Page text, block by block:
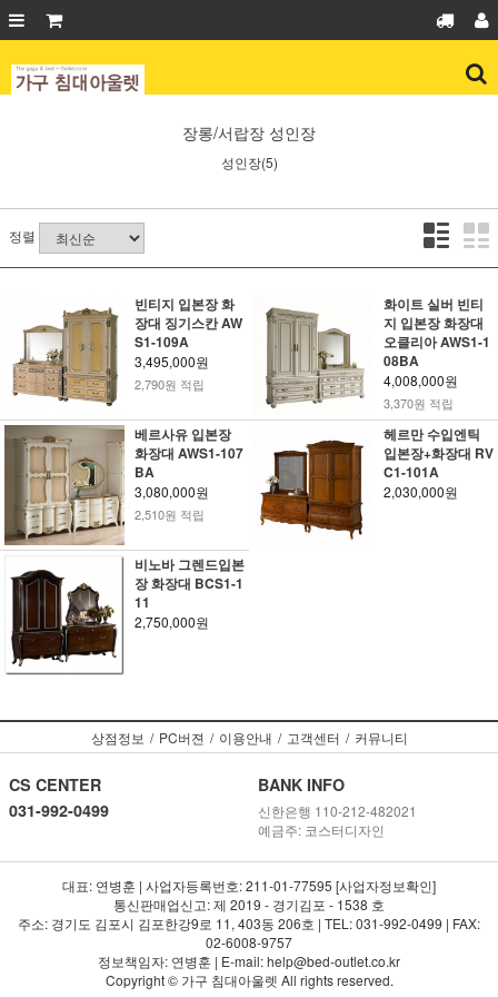
장롱/서랍장 성인장
성인장(5)
정렬
빈티지 입본장 화
장대 징기스칸 AW
S1-109A
3,495,000원
2,790원 적립
화이트 실버 빈티
지 입본장 화장대
오클리아 AWS1-1
08BA
4,008,000원
3,370원 적립
베르사유 입본장
화장대 AWS1-107
BA
3,080,000원
2,510원 적립
헤르만 수입엔틱
입본장+화장대 RV
C1-101A
2,030,000원
비노바 그렌드입본
장 화장대 BCS1-1
11
2,750,000원
상점정보 / PC버젼 / 이용안내 / 고객센터 / 커뮤니티
CS CENTER
031-992-0499
BANK INFO
신한은행 110-212-482021
예금주: 코스터디자인
대표: 연병훈 | 사업자등록번호: 211-01-77595 [사업자정보확인]
통신판매업신고: 제 2019 - 경기김포 - 1538 호
주소: 경기도 김포시 김포한강9로 11, 403동 206호 | TEL: 031-992-0499 | FAX:
02-6008-9757
정보책임자: 연병훈 | E-mail: help@bed-outlet.co.kr
Copyright © 가구 침대아울렛 All rights reserved.